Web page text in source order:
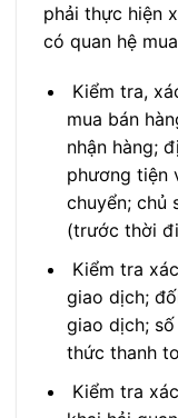
phải thực hiện
có quan hệ
Kiểm tra,
mua bán
nhận hàng;
phương tiện
chuyển; chủ
(trước thời
Kiểm tra
giao dịch;
giao dịch;
thức thanh
Kiểm tra